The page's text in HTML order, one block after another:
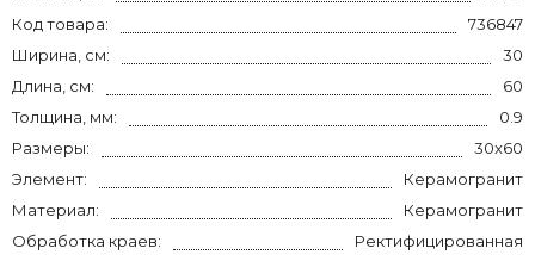
Код товара:
736847
Ширина, см:
30
Длина, см:
60
Толщина, мм:
0.9
Размеры:
30x60
Элемент:
Керамогранит
Материал:
Керамогранит
Обработка краев:
Ректифицированная